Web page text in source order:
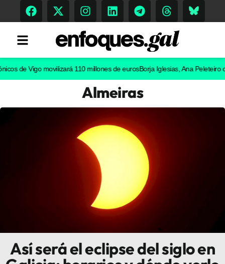
Innova
Vigo movilizará 110 millones de eurosBorja Iglesias, Ana Peleteiro o
Almeiras
Así será el eclipse del siglo en